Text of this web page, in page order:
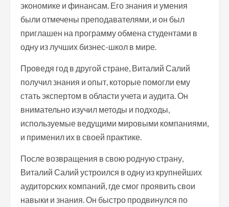
экономике и финансам. Его знания и умения
были отмечены преподавателями, и он был
приглашен на программу обмена студентами в
одну из лучших бизнес-школ в мире.
Проведя год в другой стране, Виталий Салий
получил знания и опыт, которые помогли ему
стать экспертом в области учета и аудита. Он
внимательно изучил методы и подходы,
используемые ведущими мировыми компаниями,
и применил их в своей практике.
После возвращения в свою родную страну,
Виталий Салий устроился в одну из крупнейших
аудиторских компаний, где смог проявить свои
навыки и знания. Он быстро продвинулся по